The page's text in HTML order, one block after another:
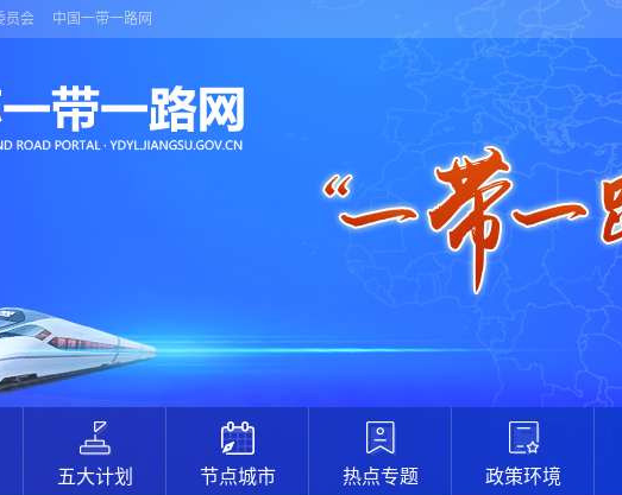
员会 中国一带一路网
五大计划 节点城市 热点专题 政策环境